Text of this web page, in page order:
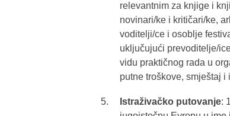
relevantnim za knjige i
novinari/ke i kritičari/ke,
voditelji/ce i osoblje
uključujući prevoditelje/
vidu praktičnog rada u
putne troškove, smještaj
Istraživačko putovanje: